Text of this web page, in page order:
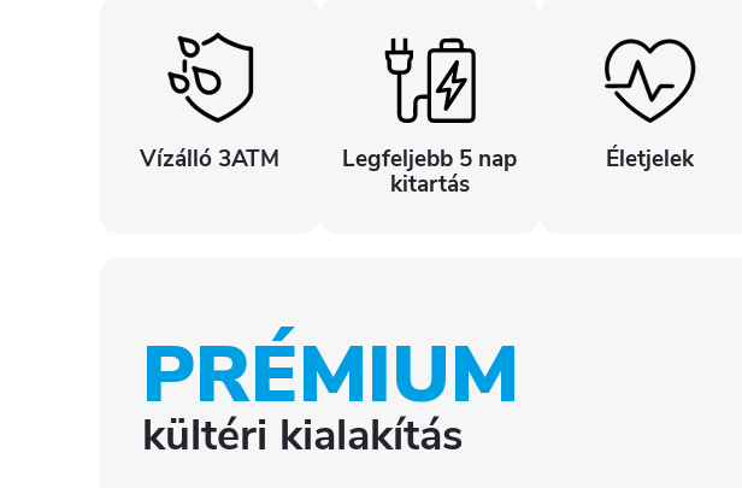
Vízálló 3ATM
Legfeljebb 5 nap
kitartás
Életjelek
PRÉMIUM
kültéri kialakítás